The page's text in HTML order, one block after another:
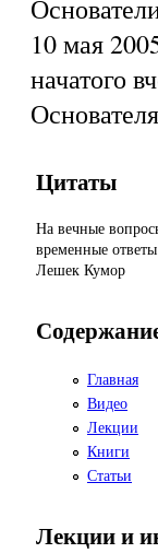
10 мая
начатого
Цитаты
На вечные
временные
Лешек Кумор
Главная
Видео
Лекции
Книги
Статьи
Лекции и